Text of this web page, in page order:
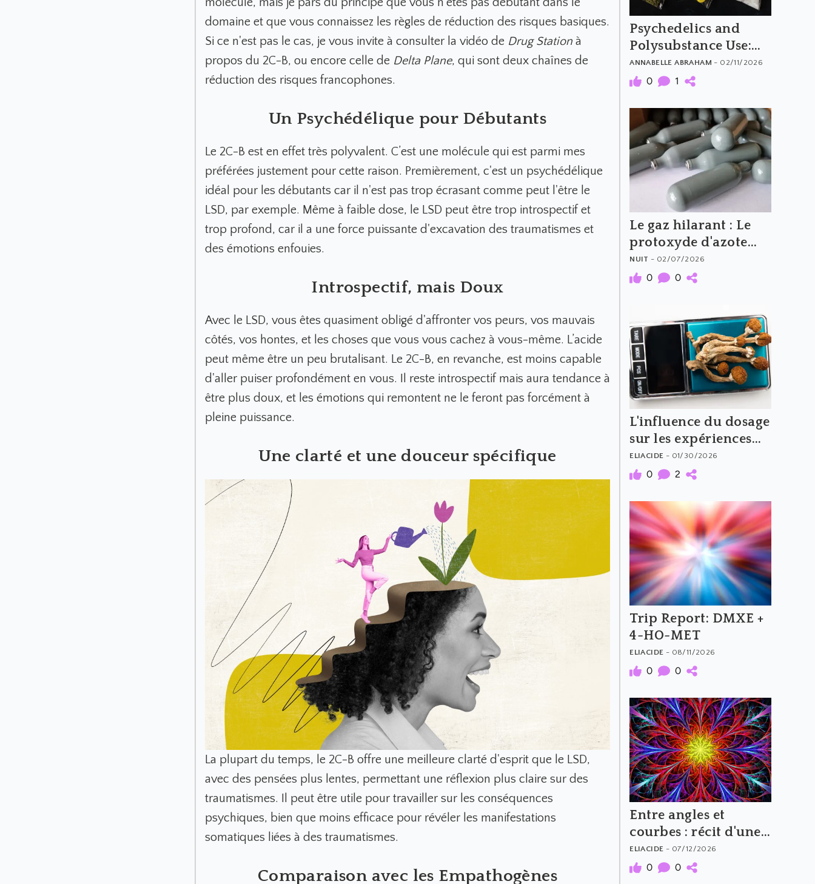
domaine et que vous connaissez les règles de réduction des risques basiques.
Si ce n'est pas le cas, je vous invite à consulter la vidéo de Drug Stationà
propos du 2C-B, ou encore celle de Delta Plane, qui sont deux chaînes de
réduction des risques francophones.
Un Psychédélique pour Débutants
Le 2C-B est en effet très polyvalent. C’est une molécule qui est parmi mes
préférées justement pour cette raison. Premièrement, c'est un psychédélique
idéal pour les débutants car il n'est pas trop écrasant comme peut l'être le
LSD, par exemple. Même à faible dose, le LSD peut être trop introspectif et
trop profond, car il a une force puissante d'excavation des traumatismes et
des émotions enfouies.
Introspectif, mais Doux
Avec le LSD, vous êtes quasiment obligé d'affronter vos peurs, vos mauvais
côtés, vos hontes, et les choses que vous vous cachez à vous-même. L’acide
peut même être un peu brutalisant. Le 2C-B, en revanche, est moins capable
d'aller puiser profondément en vous. Il reste introspectif mais aura tendance à
être plus doux, et les émotions qui remontent ne le feront pas forcément à
pleine puissance.
Une clarté et une douceur spécifique
La plupart du temps, le 2C-B offre une meilleure clarté d'esprit que le LSD,
avec des pensées plus lentes, permettant une réflexion plus claire sur des
traumatismes. Il peut être utile pour travailler sur les conséquences
psychiques, bien que moins efficace pour révéler les manifestations
somatiques liées à des traumatismes.
Comparaison avec les Empathogènes
Psychedelics and
Polysubstance Use:
What to Avoid
ANNABELLE ABRAHAM - 02/11/2026
0 1
Le gaz hilarant : Le
protoxyde d'azote
(N2O)
NUIT - 02/07/2026
0 0
L'influence du dosage
sur les expériences
psychédéliques
(Partie 2)
ELIACIDE - 01/30/2026
0 2
Trip Report: DMXE +
4-HO-MET
ELIACIDE - 08/11/2026
0 0
Entre angles et
courbes : récit d'une
expérience au MXP
(100 mg)
ELIACIDE - 07/12/2026
0 0